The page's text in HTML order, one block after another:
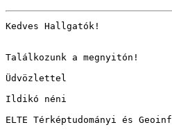
Kedves Hallgatók!
Találkozunk a megnyitón!
Üdvözlettel
Ildikó néni
ELTE Térképtudományi és